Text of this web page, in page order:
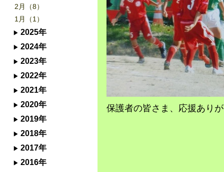
保護者の皆さま、応援あり
2月（8）
1月（1）
2025年
2024年
2023年
2022年
2021年
2020年
2019年
2018年
2017年
2016年